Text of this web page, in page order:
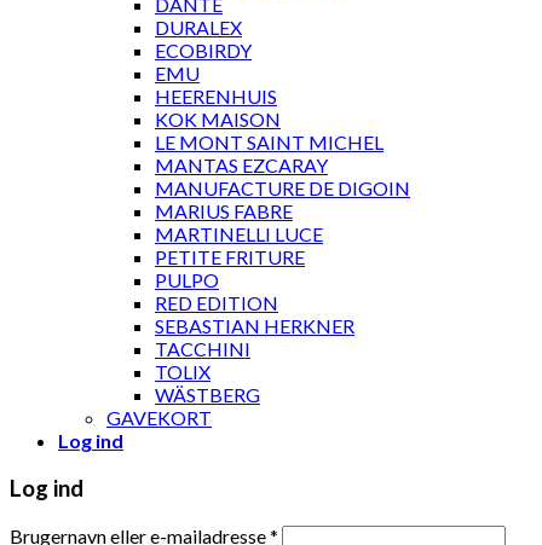
DURALEX
ECOBIRDY
EMU
HEERENHUIS
KOK MAISON
LE MONT SAINT MICHEL
MANTAS EZCARAY
MANUFACTURE DE DIGOIN
MARIUS FABRE
MARTINELLI LUCE
PETITE FRITURE
PULPO
RED EDITION
SEBASTIAN HERKNER
TACCHINI
TOLIX
WÄSTBERG
GAVEKORT
Log ind
Log ind
Brugernavn eller e-mailadresse*